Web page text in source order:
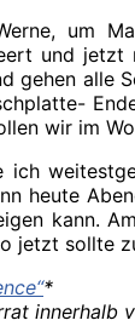
um
und
gehen alle
wir im
ich
heute
kann.
jetzt sollte
*
innerhalb